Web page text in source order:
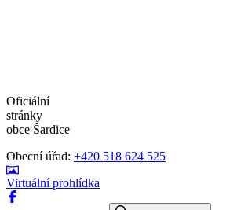
Oficiální
stránky
obce Šardice
Obecní úřad: +420 518 624 525
Virtuální prohlídka